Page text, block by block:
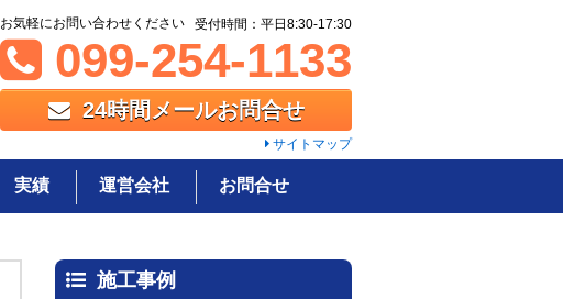
お気軽にお問い合わせください
099-254-1133
受付時間：平日8:30-17:30
24時間メールお問合せ
サイトマップ
実績 運営会社 お問合せ
施工事例